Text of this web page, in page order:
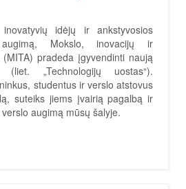
idėjų ir ankstyvosios
Mokslo, inovacijų ir
pradeda įgyvendinti naują
(liet. „Technologijų uostas“).
studentus ir verslo atstovus
suteiks jiems įvairią pagalbą ir
augimą mūsų šalyje.